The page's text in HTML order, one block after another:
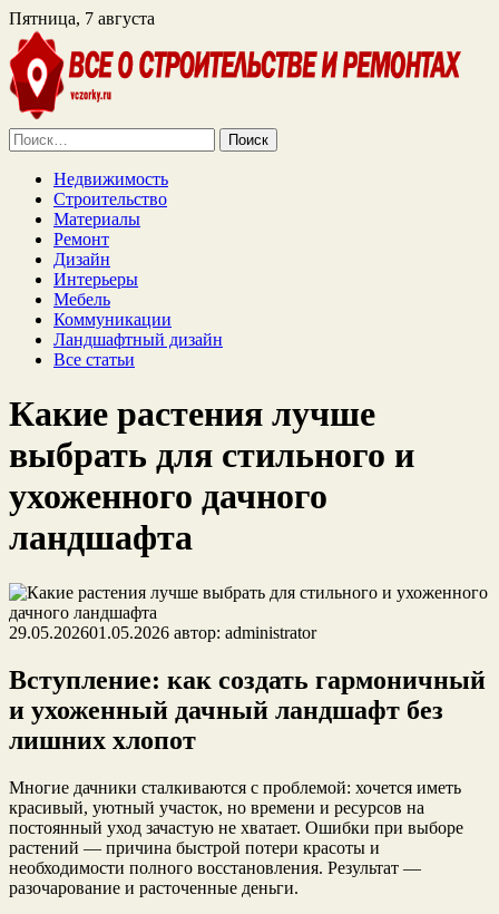
Пятница, 7 августа
Найти:
Недвижимость
Строительство
Материалы
Ремонт
Дизайн
Интерьеры
Мебель
Коммуникации
Ландшафтный дизайн
Все статьи
Какие растения лучше
выбрать для стильного и
ухоженного дачного
ландшафта
29.05.202601.05.2026 автор: administrator
Вступление: как создать гармоничный
и ухоженный дачный ландшафт без
лишних хлопот
Многие дачники сталкиваются с проблемой: хочется иметь
красивый, уютный участок, но времени и ресурсов на
постоянный уход зачастую не хватает. Ошибки при выборе
растений — причина быстрой потери красоты и
необходимости полного восстановления. Результат —
разочарование и расточенные деньги.